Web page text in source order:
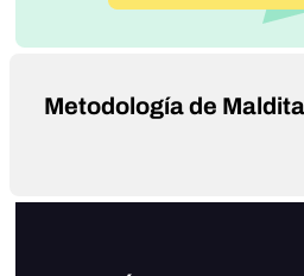
Metodología de